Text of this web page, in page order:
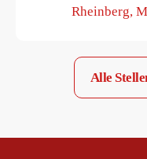
Einsatzort
Rheinberg,
Alle